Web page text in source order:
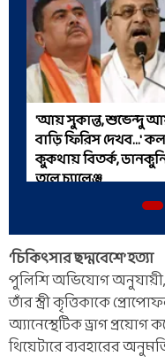
'আয় সুকান্ত, শুভেন্দু
বাড়ি ফিরিস দেখব...'
কুকথায় বিতর্ক,
তুলে চ্যালেঞ্জ
‘চিকিৎসার ছদ্মবেশে’ হত্যা
পুলিশি অভিযোগ অনুযায়ী,
তাঁর স্ত্রী কৃত্তিকাকে
অ্যানেস্থেটিক ড্রাগ
থিয়েটারে ব্যবহারের